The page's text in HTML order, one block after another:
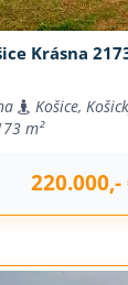
Krásna
Košice,
m²
220.000,-